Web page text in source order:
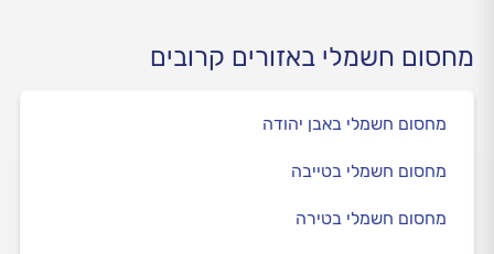
מחסום חשמלי באזורים קרובים
מחסום חשמלי באבן יהודה
מחסום חשמלי בטייבה
מחסום חשמלי בטירה